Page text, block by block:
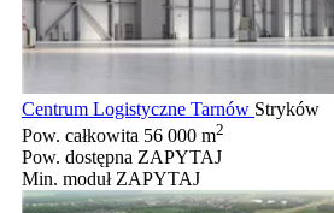
Centrum Logistyczne Tarnów Stryków
Pow. całkowita 56 000 m2
Pow. dostępna ZAPYTAJ
Min. moduł ZAPYTAJ